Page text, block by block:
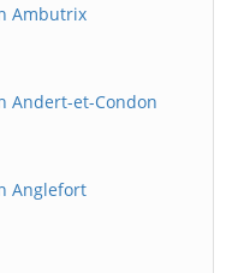
Ambutrix
Andert-et-Condon
Anglefort